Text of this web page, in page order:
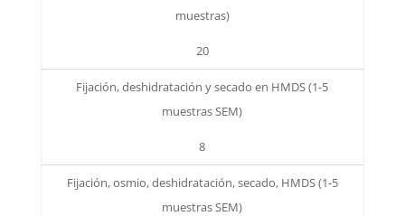
muestras)
20
Fijación, deshidratación y secado en HMDS (1-5
muestras SEM)
8
Fijación, osmio, deshidratación, secado, HMDS (1-5
muestras SEM)